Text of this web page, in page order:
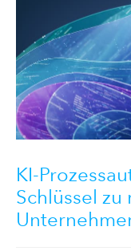
KI-
Schlüssel zu